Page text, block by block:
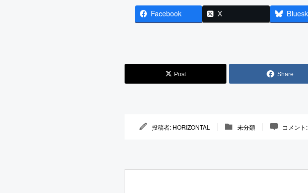
Facebook X
Post Share
投稿者: HORIZONTAL 未分類 コメント: